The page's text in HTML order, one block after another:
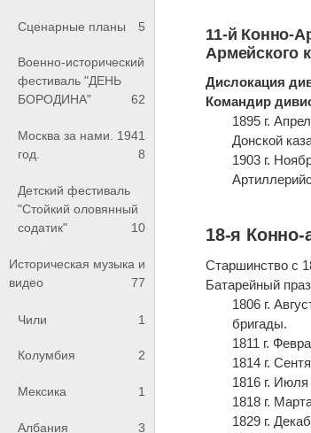
Сценарные планы 5
Военно-исторический
фестиваль "ДЕНЬ
БОРОДИНА"
62
Москва за нами. 1941
год.
8
Детский фестиваль
"Стойкий оловянный
содатик"
10
Историческая музыка и
видео
77
Чили 1
Колумбия 2
Мексика 1
Албания 3
11-й Конно-
Армейского
Дислокация
Командир
1895 г.
Донской
1903 г.
18-я Конно-
Старшинство с
Батарейный
1806 г.
бригады.
1811 г.
1814 г.
1816 г.
1818 г.
1829 г.